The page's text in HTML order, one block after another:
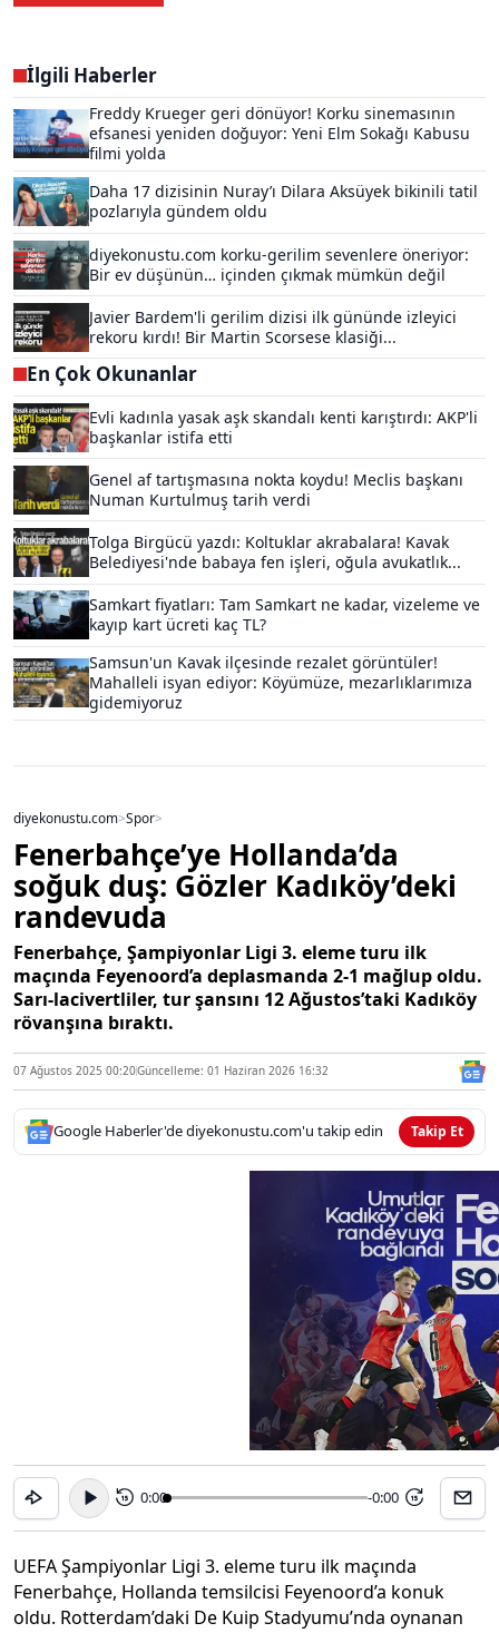
İlgili Haberler
Freddy Krueger geri dönüyor! Korku sinemasının
efsanesi yeniden doğuyor: Yeni Elm Sokağı Kabusu
filmi yolda
Daha 17 dizisinin Nuray’ı Dilara Aksüyek bikinili tatil
pozlarıyla gündem oldu
diyekonustu.com korku-gerilim sevenlere öneriyor:
Bir ev düşünün… içinden çıkmak mümkün değil
Javier Bardem'li gerilim dizisi ilk gününde izleyici
rekoru kırdı! Bir Martin Scorsese klasiği...
En Çok Okunanlar
Evli kadınla yasak aşk skandalı kenti karıştırdı: AKP'li
başkanlar istifa etti
Genel af tartışmasına nokta koydu! Meclis başkanı
Numan Kurtulmuş tarih verdi
Tolga Birgücü yazdı: Koltuklar akrabalara! Kavak
Belediyesi'nde babaya fen işleri, oğula avukatlık...
Samkart fiyatları: Tam Samkart ne kadar, vizeleme ve
kayıp kart ücreti kaç TL?
Samsun'un Kavak ilçesinde rezalet görüntüler!
Mahalleli isyan ediyor: Köyümüze, mezarlıklarımıza
gidemiyoruz
diyekonustu.com>Spor>
Fenerbahçe’ye Hollanda’da
soğuk duş: Gözler Kadıköy’deki
randevuda
Fenerbahçe, Şampiyonlar Ligi 3. eleme turu ilk
maçında Feyenoord’a deplasmanda 2-1 mağlup oldu.
Sarı-lacivertliler, tur şansını 12 Ağustos’taki Kadıköy
rövanşına bıraktı.
07 Ağustos 2025 00:20Güncelleme: 01 Haziran 2026 16:32
Google Haberler'de diyekonustu.com'u takip edin Takip Et
15 0:00 -0:00 15
UEFA Şampiyonlar Ligi 3. eleme turu ilk maçında
Fenerbahçe, Hollanda temsilcisi Feyenoord’a konuk
oldu. Rotterdam’daki De Kuip Stadyumu’nda oynanan